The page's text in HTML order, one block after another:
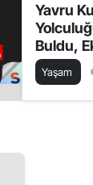
Yavru
Buldu,
Altına
Yaşam